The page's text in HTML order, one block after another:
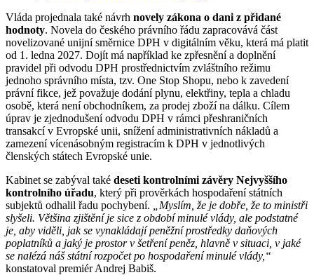
Vláda projednala také návrh novely zákona o dani z přidané
hodnoty. Novela do českého právního řádu zapracovává část
novelizované unijní směrnice DPH v digitálním věku, která má platit
od 1. ledna 2027. Dojít má například ke zpřesnění a doplnění
pravidel při odvodu DPH prostřednictvím zvláštního režimu
jednoho správního místa, tzv. One Stop Shopu, nebo k zavedení
právní fikce, jež považuje dodání plynu, elektřiny, tepla a chladu
osobě, která není obchodníkem, za prodej zboží na dálku. Cílem
úprav je zjednodušení odvodu DPH v rámci přeshraničních
transakcí v Evropské unii, snížení administrativních nákladů a
zamezení vícenásobným registracím k DPH v jednotlivých
členských státech Evropské unie.
Kabinet se zabýval také deseti kontrolními závěry Nejvyššího
kontrolního úřadu, který při prověrkách hospodaření státních
subjektů odhalil řadu pochybení.
„Myslím, že je dobře, že to ministři
slyšeli. Většina zjištění je sice z období minulé vlády, ale podstatné
je, aby viděli, jak se vynakládají peněžní prostředky daňových
poplatníků a jaký je prostor v šetření peněz, hlavně v situaci, v jaké
se nalézá náš státní rozpočet po hospodaření minulé vlády,“
konstatoval premiér Andrej Babiš.